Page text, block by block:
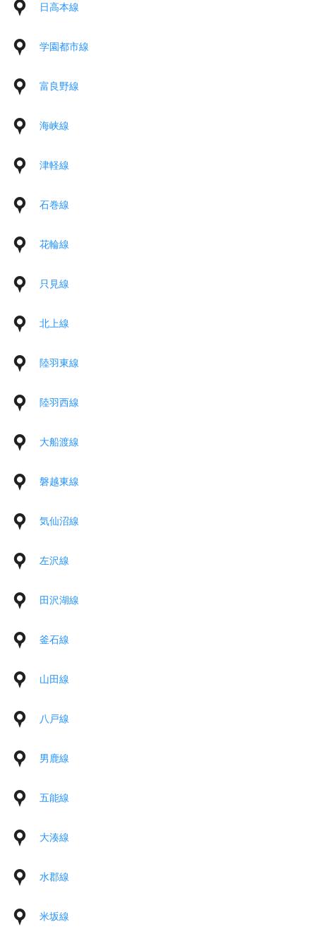
日高本線
学園都市線
富良野線
海峡線
津軽線
石巻線
花輪線
只見線
北上線
陸羽東線
陸羽西線
大船渡線
磐越東線
気仙沼線
左沢線
田沢湖線
釜石線
山田線
八戸線
男鹿線
五能線
大湊線
水郡線
米坂線